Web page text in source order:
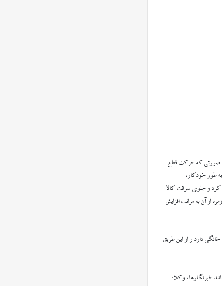
صورتی که حرکت قطع
طور خودکار،
کرد و جلوی سرقت کالا
از آن به مراتب افزایش
دارد و از این طریق
خبرنگار‌ها، وکلا،